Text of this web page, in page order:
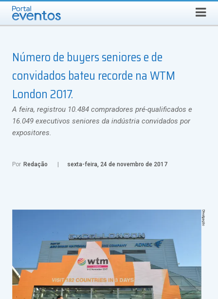
Select Language ▼
Número de buyers seniores e de
convidados bateu recorde na WTM
London 2017.
A feira, registrou 10.484 compradores pré-qualificados e
16.049 executivos seniores da indústria convidados por
expositores.
Por Redação sexta-feira, 24 de novembro de 2017